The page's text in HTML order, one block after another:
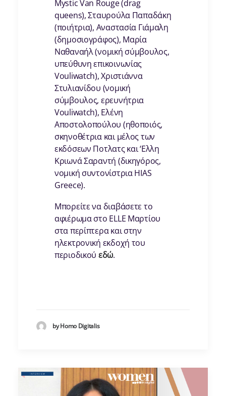
Mystic Van Rouge (drag
queens), Σταυρούλα Παπαδάκη
(ποιήτρια), Αναστασία Γιάμαλη
(δημοσιογράφος), Μαρία
Ναθαναήλ (νομική σύμβουλος,
υπεύθυνη επικοινωνίας
Vouliwatch), Χριστιάννα
Στυλιανίδου (νομική
σύμβουλος, ερευνήτρια
Vouliwatch), Ελένη
Αποστολοπούλου (ηθοποιός,
σκηνοθέτρια και μέλος των
εκδόσεων Ποτλατς και ‘Ελλη
Κριωνά Σαραντή (δικηγόρος,
νομική συντονίστρια HIAS
Greece).
Μπορείτε να διαβάσετε το
αφιέρωμα στο ELLE Μαρτίου
στα περίπτερα και στην
ηλεκτρονική εκδοχή του
περιοδικού εδώ.
by Homo Digitalis